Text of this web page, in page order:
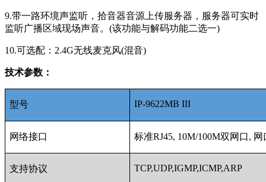
9.带一路环境声监听，拾音器音源上传服务器，服务器可实时
监听广播区域现场声音。(该功能与解码功能二选一)
10.可选配：2.4G无线麦克风(混音)
技术参数：
型号 IP-9622MB III
网络接口 标准RJ45, 10M/100M双网口,
支持协议 TCP,UDP,IGMP,ICMP,ARP